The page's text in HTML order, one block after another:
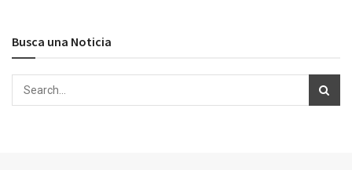
Busca una Noticia